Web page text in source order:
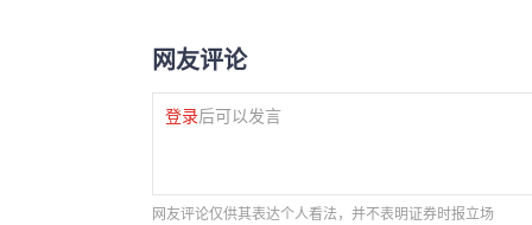
网友评论
登录后可以发言
网友评论仅供其表达个人看法，并不表明证券时报立场